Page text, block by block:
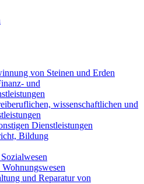
von Steinen und Erden
und
wissenschaftlichen und
Dienstleistungen
Bildung
und Reparatur von